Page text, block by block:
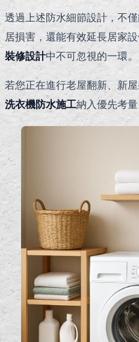
透過上述防水細節設計，不
居損害，還能有效延長居家
裝修設計中不可忽視的一環。
若您正在進行老屋翻新、新
洗衣機防水施工納入優先考量